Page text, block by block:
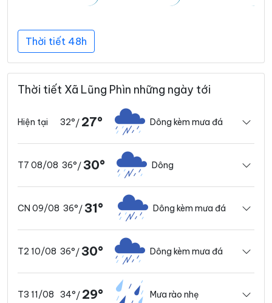
Thời tiết 48h
Thời tiết Xã Lũng Phìn những ngày tới
Hiện tại 32°/ 27° Dông kèm mưa đá
T7 08/08 36°/ 30° Dông
CN 09/08 36°/ 31° Dông kèm mưa đá
T2 10/08 36°/ 30° Dông kèm mưa đá
T3 11/08 34°/ 29° Mưa rào nhẹ